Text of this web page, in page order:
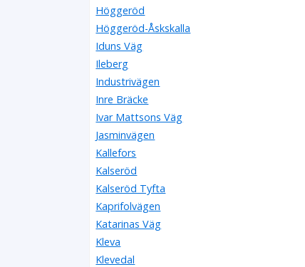
Höggeröd
Höggeröd-Åskskalla
Iduns Väg
Ileberg
Industrivägen
Inre Bräcke
Ivar Mattsons Väg
Jasminvägen
Kallefors
Kalseröd
Kalseröd Tyfta
Kaprifolvägen
Katarinas Väg
Kleva
Klevedal